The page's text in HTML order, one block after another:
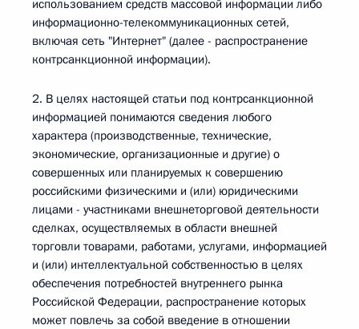
использованием средств массовой информации либо
информационно-телекоммуникационных сетей,
включая сеть "Интернет" (далее - распространение
контрсанкционной информации).
2. В целях настоящей статьи под контрсанкционной
информацией понимаются сведения любого
характера (производственные, технические,
экономические, организационные и другие) о
совершенных или планируемых к совершению
российскими физическими и (или) юридическими
лицами - участниками внешнеторговой деятельности
сделках, осуществляемых в области внешней
торговли товарами, работами, услугами, информацией
и (или) интеллектуальной собственностью в целях
обеспечения потребностей внутреннего рынка
Российской Федерации, распространение которых
может повлечь за собой введение в отношении